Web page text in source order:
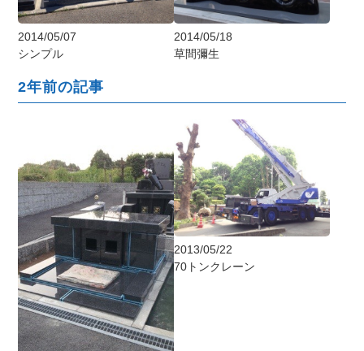
2014/05/07
シンプル
2014/05/18
草間彌生
2年前の記事
2013/05/22
70トンクレーン